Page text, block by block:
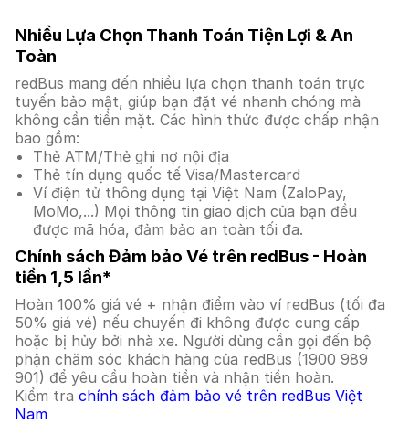
Nhiều Lựa Chọn Thanh Toán Tiện Lợi & An
Toàn
redBus mang đến nhiều lựa chọn thanh toán trực
tuyến bảo mật, giúp bạn đặt vé nhanh chóng mà
không cần tiền mặt. Các hình thức được chấp nhận
bao gồm:
Thẻ ATM/Thẻ ghi nợ nội địa
Thẻ tín dụng quốc tế Visa/Mastercard
Ví điện tử thông dụng tại Việt Nam (ZaloPay,
MoMo,...) Mọi thông tin giao dịch của bạn đều
được mã hóa, đảm bảo an toàn tối đa.
Chính sách Đảm bảo Vé trên redBus - Hoàn
tiền 1,5 lần*
Hoàn 100% giá vé + nhận điểm vào ví redBus (tối đa
50% giá vé) nếu chuyến đi không được cung cấp
hoặc bị hủy bởi nhà xe. Người dùng cần gọi đến bộ
phận chăm sóc khách hàng của redBus (1900 989
901) để yêu cầu hoàn tiền và nhận tiền hoàn.
Kiểm tra chính sách đảm bảo vé trên redBus Việt
Nam